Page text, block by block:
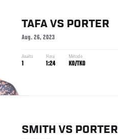
TAFA VS PORTER
Aug. 26, 2023
Asalto
1
Hora
1:24
Método
KO/TKO
SMITH VS PORTER